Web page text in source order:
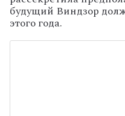
будущий Виндзор
этого года.